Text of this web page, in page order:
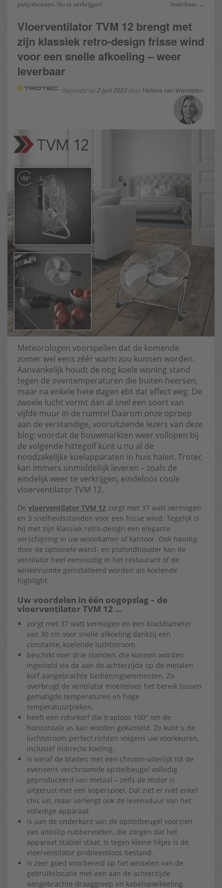
polijsthoezen. Nu te verkrijgen!
leverbaar →
Vloerventilator TVM 12 brengt met
zijn klassiek retro-design frisse wind
voor een snelle afkoeling – weer
leverbaar
Geplaatst op 2 juni 2023door Helena van Wandelen
Meteorologen voorspellen dat de komende
zomer wel eens zéér warm zou kunnen worden.
Aanvankelijk houdt de nog koele woning stand
tegen de oventemperaturen die buiten heersen,
maar na enkele hete dagen ebt dat effect weg. De
zwoele lucht vormt dan al snel een soort van
vijfde muur in de ruimte! Daarom onze oproep
aan de verstandige, vooruitziende lezers van deze
blog: voordat de bouwmarkten weer vollopen bij
de volgende hittegolf kunt u nu al de
noodzakelijke koelapparaten in huis halen. Trotec
kan immers onmiddellijk leveren – zoals de
eindelijk weer te verkrijgen, eindeloos coole
vloerventilator TVM 12.
De vloerventilator TVM 12 zorgt met 37 watt vermogen
en 3 snelheidsstanden voor een frisse wind. Tegelijk is
hij met zijn klassiek retro-design een elegante
verschijning in uw woonkamer of kantoor. Ook handig:
door de optionele wand- en plafondhouder kan de
ventilator heel eenvoudig in het restaurant of de
winkelruimte geïnstalleerd worden als koelende
highlight.
Uw voordelen in één oogopslag – de
vloerventilator TVM 12 …
zorgt met 37 watt vermogen en een bladdiameter
van 30 cm voor snelle afkoeling dankzij een
constante, koelende luchtstroom.
beschikt over drie standen, die kunnen worden
ingesteld via de aan de achterzijde op de metalen
korf aangebrachte bedieningselementen. Zo
overbrugt de ventilator moeiteloos het bereik tussen
gematigde temperaturen en hoge
temperatuurpieken.
heeft een rotorkorf die traploos 100° om de
horizontale as kan worden gekanteld. Zo kunt u de
luchtstroom perfect richten volgens uw voorkeuren,
inclusief indirecte koeling.
is vanaf de bladen met een chroom-uiterlijk tot de
eveneens verchroomde opstelbeugel volledig
geproduceerd van metaal – zelfs de motor is
uitgerust met een koperspoel. Dat ziet er niet enkel
chic uit, maar verlengt ook de levensduur van het
volledige apparaat.
is aan de onderkant van de opstelbeugel voorzien
van antislip rubbervoeten, die zorgen dat het
apparaat stabiel staat. Is tegen kleine tikjes is de
vloerventilator probleemloos bestand.
is zeer goed voorbereid op het wisselen van de
gebruikslocatie met een aan de achterzijde
aangebrachte draaggreep en kabelopwikkeling.